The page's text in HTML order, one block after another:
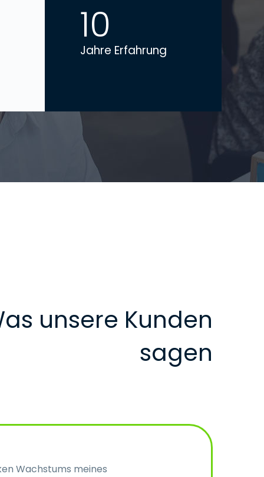
10
Jahre Erfahrung
unsere Kunden
sagen
Wachstums meines